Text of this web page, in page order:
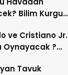
Bilim Kurgu
ve Cristiano Jr.
Oynayacak ?
? Tavuk